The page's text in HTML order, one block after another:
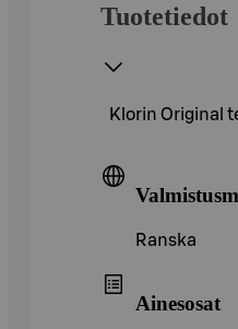
Tuotetiedot
Klorin Original
Ranska
Ainesosat